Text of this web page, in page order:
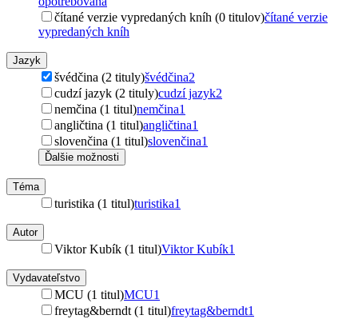
čítané verzie vypredaných kníh (0 titulov)čítané verzie
vypredaných kníh
Jazyk
švédčina (2 tituly)švédčina2
cudzí jazyk (2 tituly)cudzí jazyk2
nemčina (1 titul)nemčina1
angličtina (1 titul)angličtina1
slovenčina (1 titul)slovenčina1
Ďalšie možnosti
Téma
turistika (1 titul)turistika1
Autor
Viktor Kubík (1 titul)Viktor Kubík1
Vydavateľstvo
MCU (1 titul)MCU1
freytag&berndt (1 titul)freytag&berndt1